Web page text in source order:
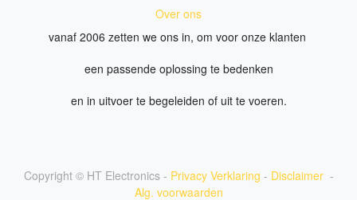
Over ons
vanaf 2006 zetten we ons in, om voor onze klanten
een passende oplossing te bedenken
en in uitvoer te begeleiden of uit te voeren.
Copyright © HT Electronics - Privacy Verklaring - Disclaimer -
Alg. voorwaarden